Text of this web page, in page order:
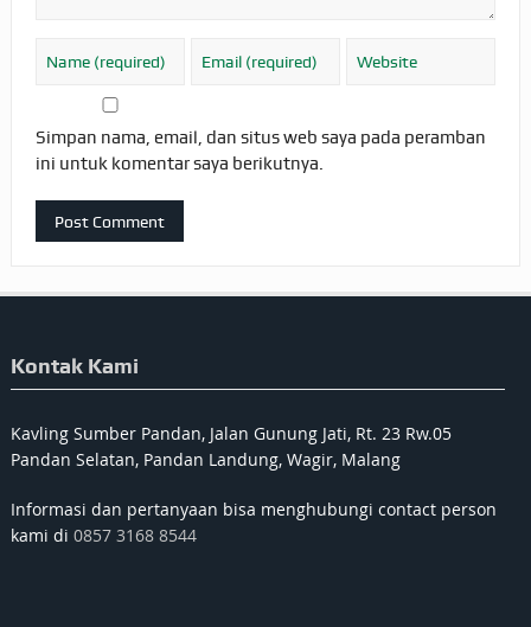
Simpan nama, email, dan situs web saya pada peramban
ini untuk komentar saya berikutnya.
Kontak Kami
Kavling Sumber Pandan, Jalan Gunung Jati, Rt. 23 Rw.05
Pandan Selatan, Pandan Landung, Wagir, Malang
Informasi dan pertanyaan bisa menghubungi contact person
kami di 0857 3168 8544